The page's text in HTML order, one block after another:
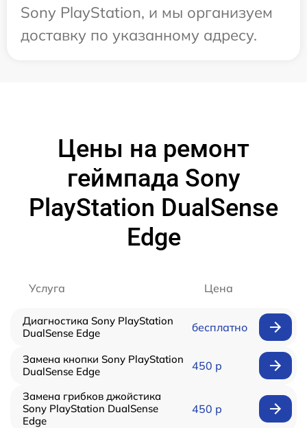
Sony PlayStation, и мы организуем
доставку по указанному адресу.
Цены на ремонт
геймпада Sony
PlayStation DualSense
Edge
Услуга Цена
Диагностика Sony PlayStation
DualSense Edge
бесплатно
Замена кнопки Sony PlayStation
DualSense Edge
450 р
Замена грибков джойстика
Sony PlayStation DualSense
Edge
450 р